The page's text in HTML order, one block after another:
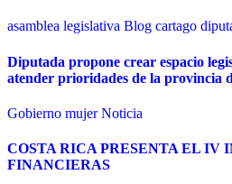
asamblea legislativa Blog cartago
Diputada propone crear espacio
atender prioridades de la provincia
Gobierno mujerNoticia
COSTA RICA PRESENTA EL IV
FINANCIERAS